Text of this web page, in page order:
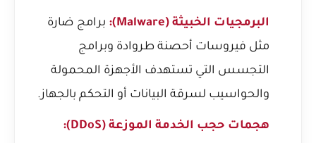
البرمجيات الخبيثة (Malware):
برامج ضارة
مثل فيروسات أحصنة طروادة وبرامج
التجسس التي تستهدف الأجهزة المحمولة
والحواسيب لسرقة البيانات أو التحكم بالجهاز.
هجمات حجب الخدمة الموزعة (DDoS):